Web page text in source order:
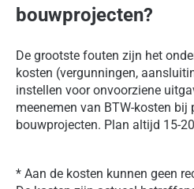
bouwprojecten?
De grootste fouten zijn het
kosten (vergunningen,
instellen voor onvoorziene
meenemen van BTW-kosten bij
bouwprojecten. Plan altijd 15-
* Aan de kosten kunnen geen